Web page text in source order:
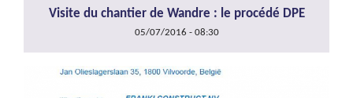
Visite du chantier de Wandre : le procédé DPE
05/07/2016 - 08:30